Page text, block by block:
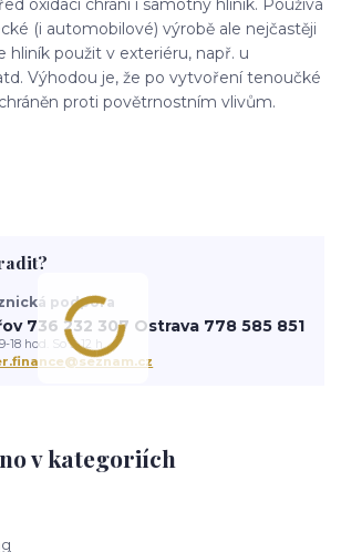
oxidací chrání i samotný hliník. Používá
(i automobilové) výrobě ale nejčastěji
hliník použit v exteriéru, např. u
Výhodou je, že po vytvoření tenoučké
proti povětrnostním vlivům.
v kategoriích
podpora
736 232 307 Ostrava 778 585 851
18 hod. So 9-12 h.